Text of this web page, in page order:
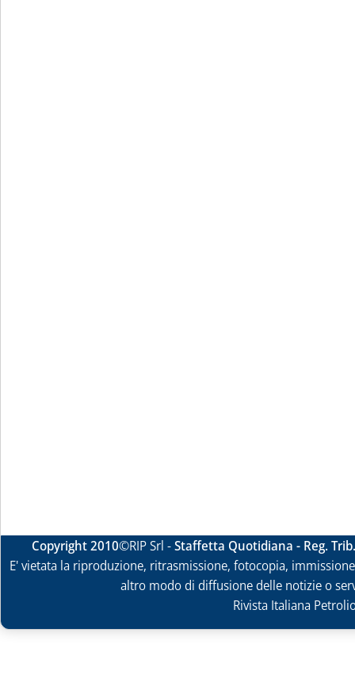
Copyright 2010©RIP Srl -Staffetta Quotidiana - Reg.
E' vietata la riproduzione, ritrasmissione, fotocopia,
altro modo di diffusione delle notizie o
Rivista Italiana